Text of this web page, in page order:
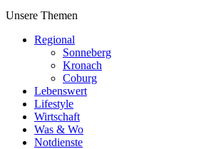
Unsere Themen
Regional
Sonneberg
Kronach
Coburg
Lebenswert
Lifestyle
Wirtschaft
Was & Wo
Notdienste